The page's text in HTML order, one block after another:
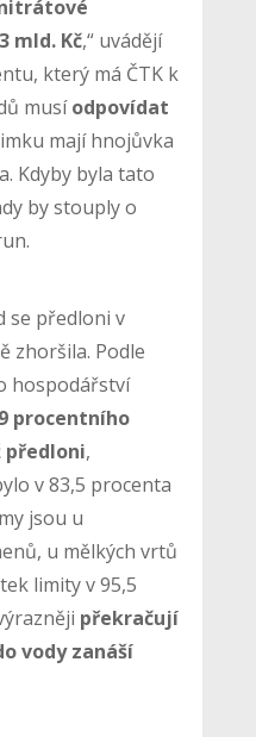
mld. Kč,“ uvádějí
který má ČTK k
musíodpovídat
mají hnojůvka
Kdyby byla tato
by stouply o
se předloni v
zhoršila. Podle
hospodářství
procentního
předloni,
v 83,5 procenta
jsou u
u mělkých vrtů
limity v 95,5
překračují
vody zanáší